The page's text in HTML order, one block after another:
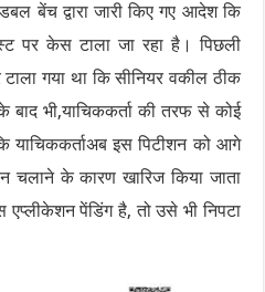
बेंच द्वारा जारी किए गए आदेश कि
पर केस टाला जा रहा है। पिछली
गया था कि सीनियर वकील ठीक
बाद भी,याचिककर्ता की तरफ से कोई
इस पिटीशन को आगे
के कारण खारिज किया जाता
पेंडिंग है, तो उसे भी निपटा